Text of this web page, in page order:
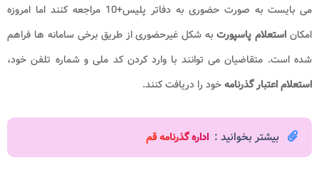
می بایست به صورت حضوری به دفاتر پلیس+10 مراجعه کنند اما امروزه
امکان استعلام پاسپورتبه شکل غیرحضوری از طریق برخی سامانه ها فراهم
شده است. متقاضیان می توانند با وارد کردن کد ملی و شماره تلفن خود،
استعلام اعتبار گذرنامهخود را دریافت کنند.
بیشتر بخوانید : اداره گذرنامه قم